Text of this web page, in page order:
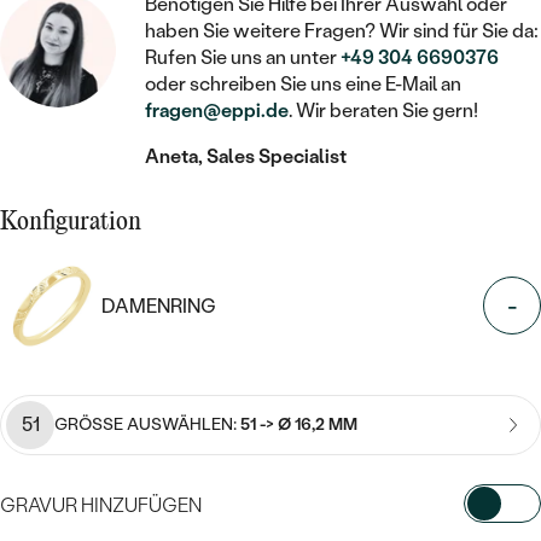
MIT FÜLLUNG
IM SET
LAB GROWN DIAMANTEN ZUM
EINFASSEN
FARBIGE DIAMANTEN ZUM EINFASSEN
MIT LAB GROWN DIAMANT
MIT FARBIGEN DIAMANTEN
SCHMUCK FÜR KINDER
BROSCHEN
SCHMUCKZUBEHÖR
NACH MATERIAL
GOLD
SILBER
PLATIN
KINDER
PIERCINGS
MIT DIAMANT
MIT EDELSTEIN
PERLENOHRRINGE
NACH PREIS
PREISWERTE
LUXURIÖSE
MEDAILLON
KETTEN
HERZKETTEN
MIT TIEREN
NACH EDELSTEIN
MIT DIAMANT
MIT EDELSTEIN
PERLENKETTEN
SIEGELRINGE
PERSONALISIERT
MIT EDELSTEIN
NACH PREIS
PREISWERTE
haben Sie weitere Fragen? Wir sind für Sie da:
Rufen Sie uns an unter+49 304 6690376
oder schreiben Sie uns eine E-Mail an
fragen@eppi.de. Wir beraten Sie gern!
Aneta, Sales Specialist
Konfiguration
DAMENRING -
51 GRÖSSE AUSWÄHLEN:51 -> Ø 16,2 MM
GRAVUR HINZUFÜGEN